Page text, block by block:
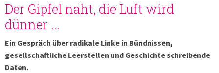
Der Gipfel naht, die Luft wird
dünner ...
Ein Gespräch über radikale Linke in Bündnissen,
gesellschaftliche Leerstellen und Geschichte schreibende
Daten.